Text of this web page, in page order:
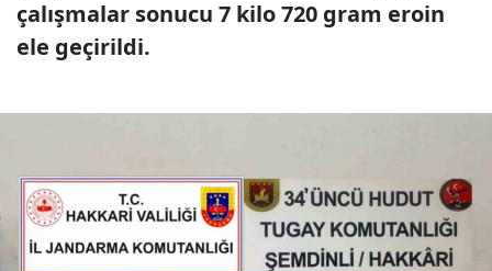
çalışmalar sonucu 7 kilo 720 gram eroin
ele geçirildi.